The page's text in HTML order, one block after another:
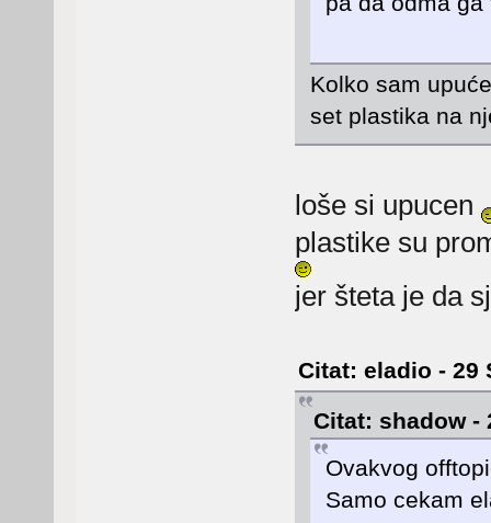
Kolko sam
set plastika na
loše si upucen
plastike su
jer šteta je da
Citat: eladio - 29
Citat: shadow -
Ovakvog
Samo cekam